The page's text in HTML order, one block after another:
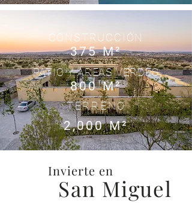
CONSTRUCCIÓN
375 M²
PATIO Y ÁREAS VERDES
800 M²
TERRENO
2,000 M²
Invierte en
San Miguel